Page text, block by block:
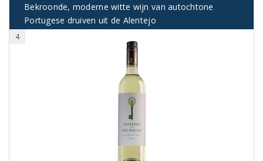
Bekroonde, moderne witte wijn van autochtone
Portugese druiven uit de Alentejo
4